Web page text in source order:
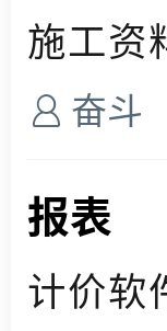
施工资
奋斗
报表
计价软